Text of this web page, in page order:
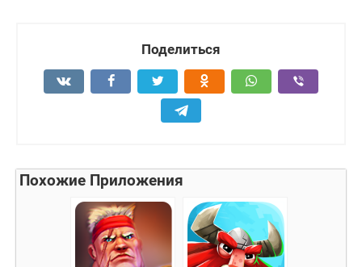
Поделиться
Похожие Приложения